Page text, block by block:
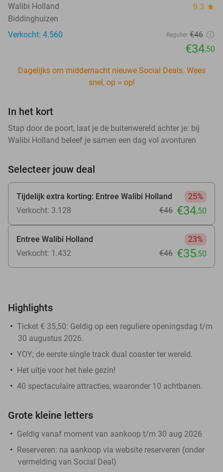
Walibi Holland 9.3 star
Biddinghuizen
Verkocht: 4.560
Regulier €46
€34,50
Dagelijks om middernacht nieuwe Social Deals. Wees
snel, op = op!
In het kort
Stap door de poort, laat je de buitenwereld achter je: bij
Walibi Holland beleef je samen een dag vol avonturen
Selecteer jouw deal
Tijdelijk extra korting: Entree Walibi Holland
25%
Verkocht: 3.128
€46 €34,50
Entree Walibi Holland
23%
Verkocht: 1.432
€46 €35,50
Highlights
Ticket € 35,50: Geldig op een reguliere openingsdag t/m
30 augustus 2026.
YOY; de eerste single track dual coaster ter wereld.
Het uitje voor het hele gezin!
40 spectaculaire attracties, waaronder 10 achtbanen.
Grote kleine letters
Geldig vanaf moment van aankoop t/m 30 aug 2026
Reserveren: na aankoop via website reserveren (onder
vermelding van Social Deal)